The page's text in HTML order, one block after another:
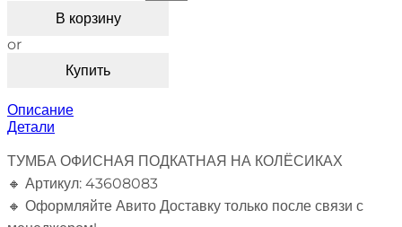
В корзину
or
Купить
Описание
Детали
ТУМБА ОФИСНАЯ ПОДКАТНАЯ НА КОЛЁСИКАХ
🔸 Артикул: 43608083
🔸 Оформляйте Авито Доставку только после связи с